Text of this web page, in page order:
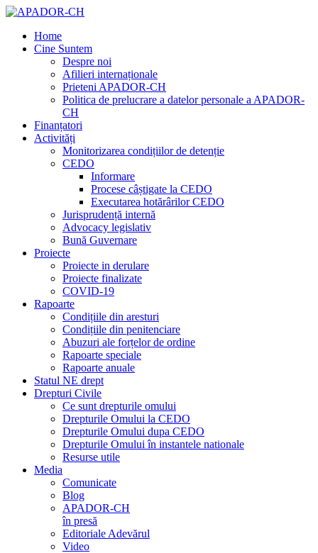
Home
Cine Suntem
Despre noi
Afilieri internaționale
Prieteni APADOR-CH
Politica de prelucrare a datelor personale a APADOR-
CH
Finanțatori
Activități
Monitorizarea condițiilor de detenție
CEDO
Informare
Procese câștigate la CEDO
Executarea hotărârilor CEDO
Jurisprudență internă
Advocacy legislativ
Bună Guvernare
Proiecte
Proiecte in derulare
Proiecte finalizate
COVID-19
Rapoarte
Condițiile din aresturi
Condițiile din penitenciare
Abuzuri ale forțelor de ordine
Rapoarte speciale
Rapoarte anuale
Statul NE drept
Drepturi Civile
Ce sunt drepturile omului
Drepturile Omului la CEDO
Drepturile Omului dupa CEDO
Drepturile Omului în instantele nationale
Resurse utile
Media
Comunicate
Blog
APADOR-CH
în presă
Editoriale Adevărul
Video